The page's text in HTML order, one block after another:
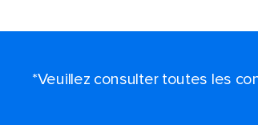
*Veuillez consulter toutes les